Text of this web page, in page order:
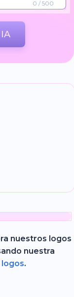
0 / 500
nuestros logos
nuestra
.